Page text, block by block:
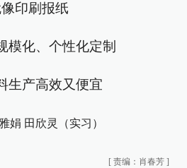
印刷报纸
模化、个性化定制
生产高效又便宜
娟 田欣灵（实习）
[ 责编：肖春芳 ]